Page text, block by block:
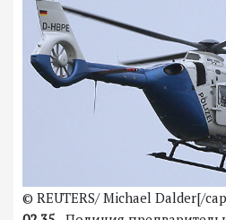
© REUTERS/ Michael Dalder[/